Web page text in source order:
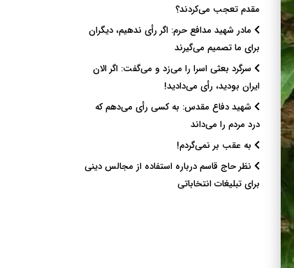
مقدم تعجب می‌کردند؟
مادر شهید مدافع حرم: اگر رأی ندهیم، دیگران
برای ما تصمیم می‌گیرند
سرگرد بعثی اسرا را می‌زد و می‌گفت: اگر الان
ایران بودید، رأی می‌دادید!
شهید دفاع مقدس: به کسی رأی می‌دهم که
درد مردم را می‌داند
به عقب بر نمی‌گردم!
نظر حاج قاسم درباره استفاده از مجالس دینی
برای تبلیغات انتخاباتی